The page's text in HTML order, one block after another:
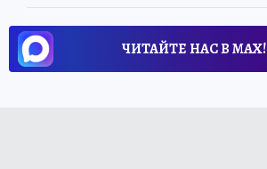
ЧИТАЙТЕ НАС В МАХ!